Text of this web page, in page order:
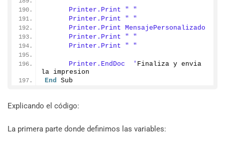
      Printer.Print " "
      Printer.Print " "
      Printer.Print MensajePersonalizado
      Printer.Print " "
      Printer.Print " "
      Printer.EndDoc  '
Finaliza y envia
la impresion
End
Sub
Explicando el código:
La primera parte donde definimos las variables: